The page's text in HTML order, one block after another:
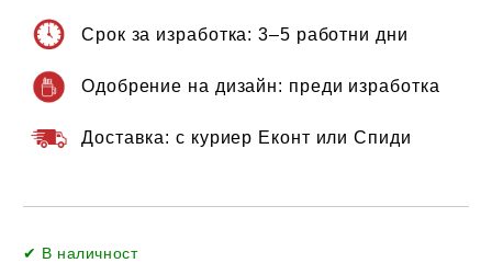
Срок за изработка: 3–5 работни дни
Одобрение на дизайн: преди изработка
Доставка: с куриер Еконт или Спиди
✔ В наличност